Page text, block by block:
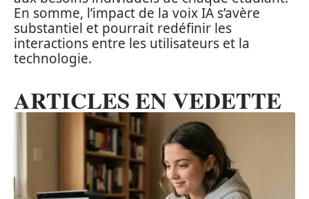
En somme, l’impact de la voix IA s’avère
substantiel et pourrait redéfinir les
interactions entre les utilisateurs et la
technologie.
ARTICLES EN VEDETTE